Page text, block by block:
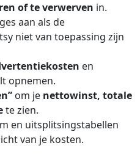
of te verwerven in.
aan als de
niet van toepassing zijn
en
opnemen.
om je nettowinst, totale
te zien.
en uitsplitsingstabellen
van je kosten.